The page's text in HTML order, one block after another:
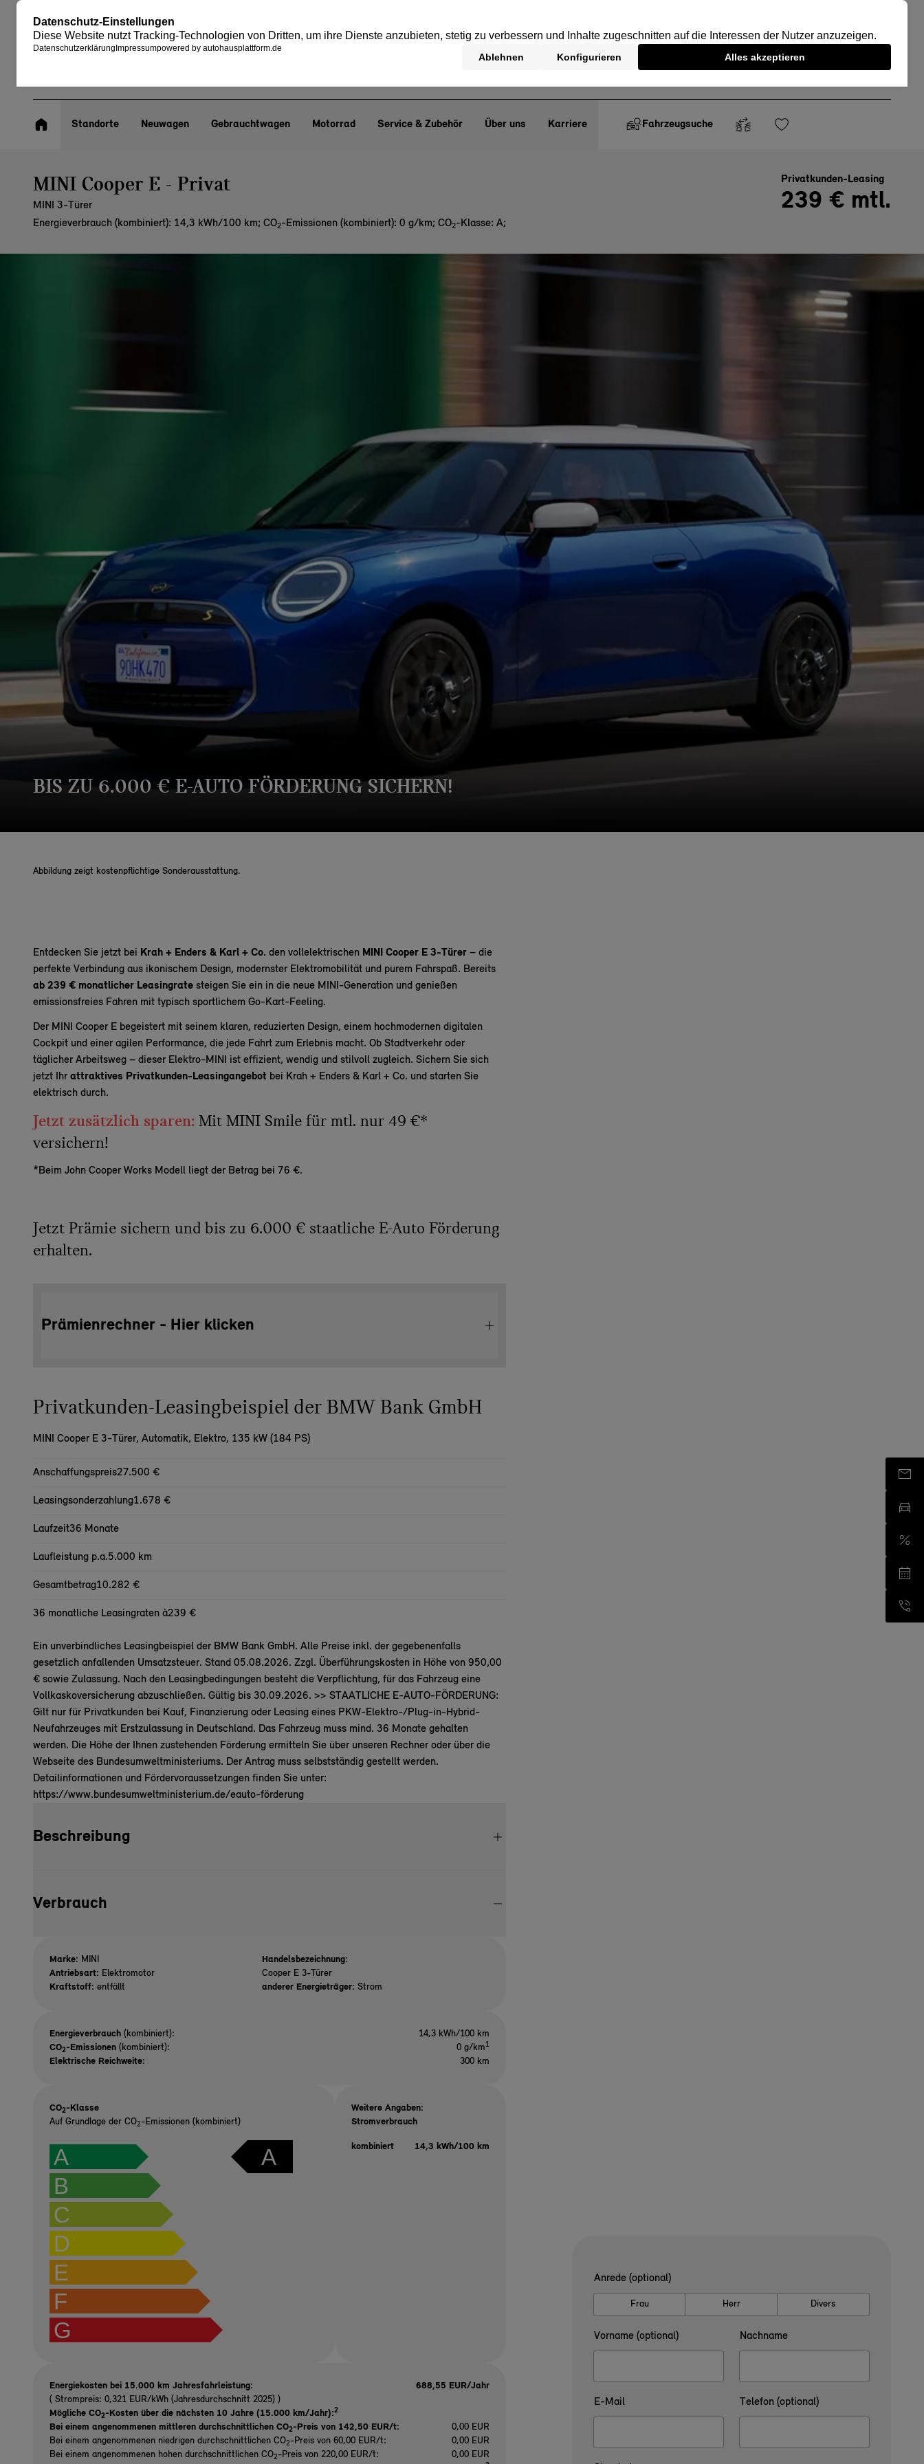
Standorte Neuwagen Gebrauchtwagen Motorrad Service & Zubehör Über uns Karriere Fahrzeugsuche
MINI Cooper E - Privat
MINI 3-Türer
Energieverbrauch (kombiniert): 14,3 kWh/100 km; CO2-Emissionen (kombiniert): 0 g/km; CO2-Klasse: A;
Privatkunden-Leasing
239 € mtl.
BIS ZU 6.000 € E-AUTO FÖRDERUNG SICHERN!
Abbildung zeigt kostenpflichtige Sonderausstattung.
Entdecken Sie jetzt bei Krah + Enders & Karl + Co. den vollelektrischen MINI Cooper E 3-Türer – die
perfekte Verbindung aus ikonischem Design, modernster Elektromobilität und purem Fahrspaß. Bereits
ab 239 € monatlicher Leasingrate steigen Sie ein in die neue MINI-Generation und genießen
emissionsfreies Fahren mit typisch sportlichem Go-Kart-Feeling.
Der MINI Cooper E begeistert mit seinem klaren, reduzierten Design, einem hochmodernen digitalen
Cockpit und einer agilen Performance, die jede Fahrt zum Erlebnis macht. Ob Stadtverkehr oder
täglicher Arbeitsweg – dieser Elektro-MINI ist effizient, wendig und stilvoll zugleich. Sichern Sie sich
jetzt Ihr attraktives Privatkunden-Leasingangebot bei Krah + Enders & Karl + Co. und starten Sie
elektrisch durch.
Jetzt zusätzlich sparen: Mit MINI Smile für mtl. nur 49 €*
versichern!
*Beim John Cooper Works Modell liegt der Betrag bei 76 €.
Jetzt Prämie sichern und bis zu 6.000 € staatliche E-Auto Förderung
erhalten.
Prämienrechner - Hier klicken
Privatkunden-Leasingbeispiel der BMW Bank GmbH
MINI Cooper E 3-Türer, Automatik, Elektro, 135 kW (184 PS)
Anschaffungspreis27.500 €
Leasingsonderzahlung1.678 €
Laufzeit36 Monate
Laufleistung p.a.5.000 km
Gesamtbetrag10.282 €
36 monatliche Leasingraten à239 €
Ein unverbindliches Leasingbeispiel der BMW Bank GmbH. Alle Preise inkl. der gegebenenfalls
gesetzlich anfallenden Umsatzsteuer. Stand 05.08.2026. Zzgl. Überführungskosten in Höhe von 950,00
€ sowie Zulassung. Nach den Leasingbedingungen besteht die Verpflichtung, für das Fahrzeug eine
Vollkaskoversicherung abzuschließen. Gültig bis 30.09.2026. >> STAATLICHE E-AUTO-FÖRDERUNG:
Gilt nur für Privatkunden bei Kauf, Finanzierung oder Leasing eines PKW-Elektro-/Plug-in-Hybrid-
Neufahrzeuges mit Erstzulassung in Deutschland. Das Fahrzeug muss mind. 36 Monate gehalten
werden. Die Höhe der Ihnen zustehenden Förderung ermitteln Sie über unseren Rechner oder über die
Webseite des Bundesumweltministeriums. Der Antrag muss selbstständig gestellt werden.
Detailinformationen und Fördervoraussetzungen finden Sie unter:
https://www.bundesumweltministerium.de/eauto-förderung
Beschreibung
Verbrauch
Marke: MINI
Antriebsart: Elektromotor
Kraftstoff: entfällt
Handelsbezeichnung:
Cooper E 3-Türer
anderer Energieträger: Strom
Energieverbrauch (kombiniert):
14,3 kWh/100 km
CO2-Emissionen (kombiniert): 0 g/km1
Elektrische Reichweite: 300 km
CO2-Klasse
Auf Grundlage der CO2-Emissionen (kombiniert)
A
B
C
D
E
F
G
A
Weitere Angaben:
Stromverbrauch
kombiniert 14,3 kWh/100 km
Energiekosten bei 15.000 km Jahresfahrleistung:
688,55 EUR/Jahr
( Strompreis: 0,321 EUR/kWh (Jahresdurchschnitt 2025) )
Mögliche CO2-Kosten über die nächsten 10 Jahre (15.000 km/Jahr):2
Bei einem angenommenen mittleren durchschnittlichen CO2-Preis von 142,50 EUR/t:
0,00 EUR
Bei einem angenommenen niedrigen durchschnittlichen CO2-Preis von 60,00 EUR/t:
0,00 EUR
Bei einem angenommenen hohen durchschnittlichen CO2-Preis von 220,00 EUR/t:
0,00 EUR
Anrede (optional)
Frau Herr Divers
Vorname (optional) Nachname
E-Mail Telefon (optional)